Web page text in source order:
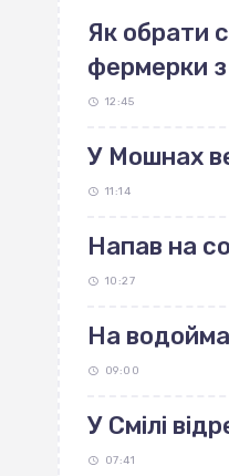
Як обрати
фермерки
12:45
У Мошнах
11:14
Напав на
10:27
На
09:00
У Смілі
07:41